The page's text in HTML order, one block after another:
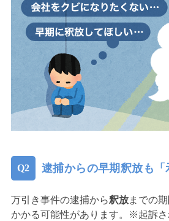
逮捕からの早期釈放も「
万引き事件の逮捕から釈放までの期
かかる可能性があります。※起訴